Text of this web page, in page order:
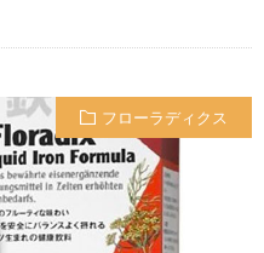
フローラディクス